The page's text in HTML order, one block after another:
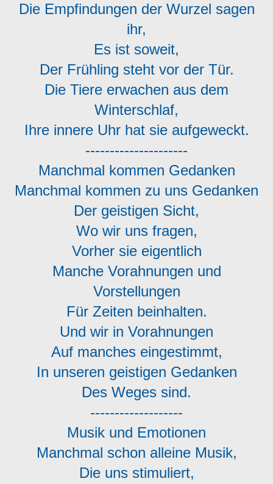
Die Empfindungen der Wurzel sagen
ihr,
Es ist soweit,
Der Frühling steht vor der Tür.
Die Tiere erwachen aus dem
Winterschlaf,
Ihre innere Uhr hat sie aufgeweckt.
---------------------
Manchmal kommen Gedanken
Manchmal kommen zu uns Gedanken
Der geistigen Sicht,
Wo wir uns fragen,
Vorher sie eigentlich
Manche Vorahnungen und
Vorstellungen
Für Zeiten beinhalten.
Und wir in Vorahnungen
Auf manches eingestimmt,
In unseren geistigen Gedanken
Des Weges sind.
-------------------
Musik und Emotionen
Manchmal schon alleine Musik,
Die uns stimuliert,